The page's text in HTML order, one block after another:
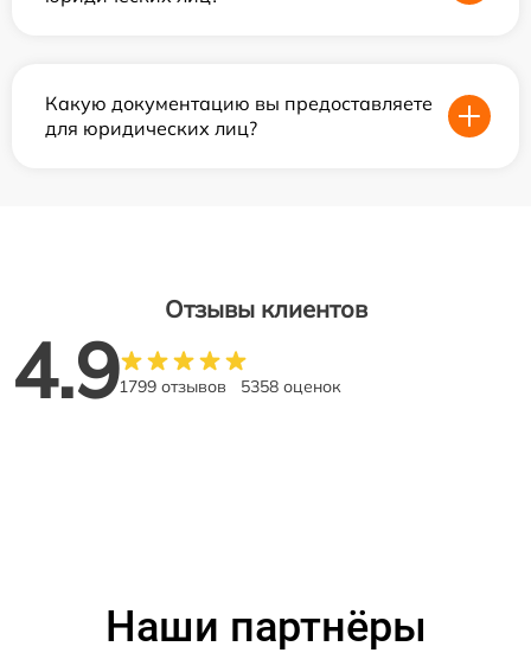
Какую документацию вы предоставляете
для юридических лиц?
Отзывы клиентов
4.91799 отзывов 5358 оценок
Наши партнёры